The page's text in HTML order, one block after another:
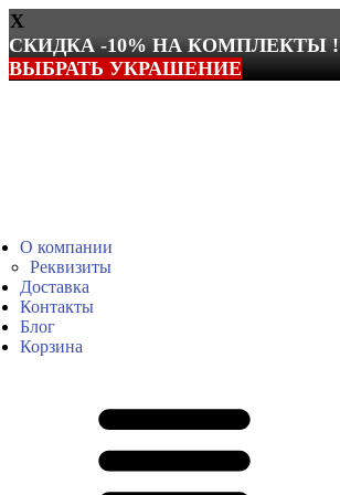
X
СКИДКА -10% НА КОМПЛЕКТЫ !
ВЫБРАТЬ УКРАШЕНИЕ
О компании
Реквизиты
Доставка
Контакты
Блог
Корзина